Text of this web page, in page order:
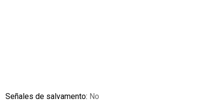
Señales de salvamento: No